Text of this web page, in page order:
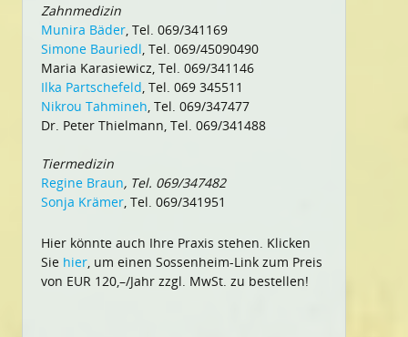
Zahnmedizin
Munira Bäder , Tel. 069/341169
Simone Bauriedl , Tel. 069/45090490
Maria Karasiewicz, Tel. 069/341146
Ilka Partschefeld , Tel. 069 345511
Nikrou Tahmineh , Tel. 069/347477
Dr. Peter Thielmann, Tel. 069/341488
Tiermedizin
Regine Braun, Tel. 069/347482
Sonja Krämer , Tel. 069/341951
Hier könnte auch Ihre Praxis stehen. Klicken
Sie hier , um einen Sossenheim-Link zum Preis
von EUR 120,–/Jahr zzgl. MwSt. zu bestellen!